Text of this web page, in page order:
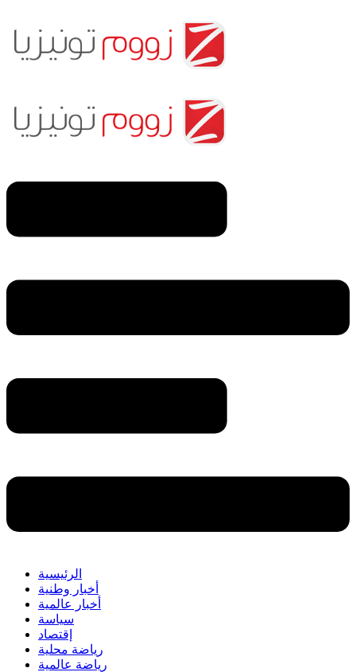
الرئيسية
أخبار وطنية
أخبار عالمية
سياسة
إقتصاد
رياضة محلية
رياضة عالمية